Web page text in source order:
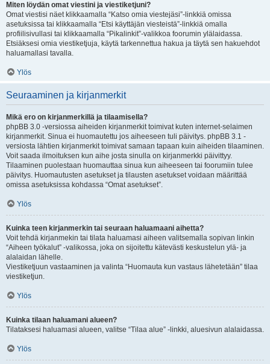
Miten löydän omat viestini ja viestiketjuni?
Omat viestisi näet klikkaamalla “Katso omia viestejäsi”-linkkiä omissa
asetuksissa tai klikkaamalla “Etsi käyttäjän viesteistä”-linkkiä omalla
profiilisivullasi tai klikkaamalla “Pikalinkit”-valikkoa foorumin ylälaidassa.
Etsiäksesi omia viestiketjuja, käytä tarkennettua hakua ja täytä sen hakuehdot
haluamallasi tavalla.
Ylös
Seuraaminen ja kirjanmerkit
Mikä ero on kirjanmerkillä ja tilaamisella?
phpBB 3.0 -versiossa aiheiden kirjanmerkit toimivat kuten internet-selaimen
kirjanmerkit. Sinua ei huomautettu jos aiheeseen tuli päivitys. phpBB 3.1 -
versiosta lähtien kirjanmerkit toimivat samaan tapaan kuin aiheiden tilaaminen.
Voit saada ilmoituksen kun aihe josta sinulla on kirjanmerkki päivittyy.
Tilaaminen puolestaan huomauttaa sinua kun aiheeseen tai foorumiin tulee
päivitys. Huomautusten asetukset ja tilausten asetukset voidaan määrittää
omissa asetuksissa kohdassa “Omat asetukset”.
Ylös
Kuinka teen kirjanmerkin tai seuraan haluamaani aihetta?
Voit tehdä kirjanmekin tai tilata haluamasi aiheen valitsemalla sopivan linkin
“Aiheen työkalut” -valikossa, joka on sijoitettu kätevästi keskustelun ylä- ja
alalaidan lähelle.
Viestiketjuun vastaaminen ja valinta “Huomauta kun vastaus lähetetään” tilaa
viestiketjun.
Ylös
Kuinka tilaan haluamani alueen?
Tilataksesi haluamasi alueen, valitse “Tilaa alue” -linkki, aluesivun alalaidassa.
Ylös